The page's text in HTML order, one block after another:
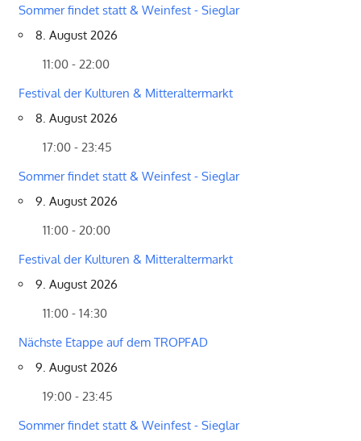
Sommer findet statt & Weinfest - Sieglar
8. August 2026
11:00 - 22:00
Festival der Kulturen & Mitteraltermarkt
8. August 2026
17:00 - 23:45
Sommer findet statt & Weinfest - Sieglar
9. August 2026
11:00 - 20:00
Festival der Kulturen & Mitteraltermarkt
9. August 2026
11:00 - 14:30
Nächste Etappe auf dem TROPFAD
9. August 2026
19:00 - 23:45
Sommer findet statt & Weinfest - Sieglar